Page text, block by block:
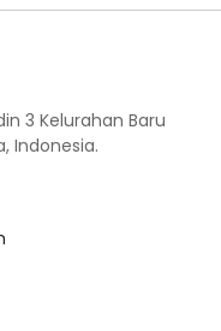
3 Kelurahan Baru
Indonesia.